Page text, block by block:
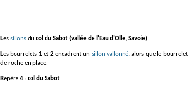
Les sillons du col du Sabot (vallée de l'Eau d'Olle, Savoie).
Les bourrelets 1 et 2 encadrent un sillon vallonné , alors que le bourrelet
de roche en place.
Repère 4 : col du Sabot